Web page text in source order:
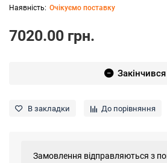
Очікуємо поставку
7020.00 грн.
Закінчився
В закладки До порівняння
Замовлення відправляються з